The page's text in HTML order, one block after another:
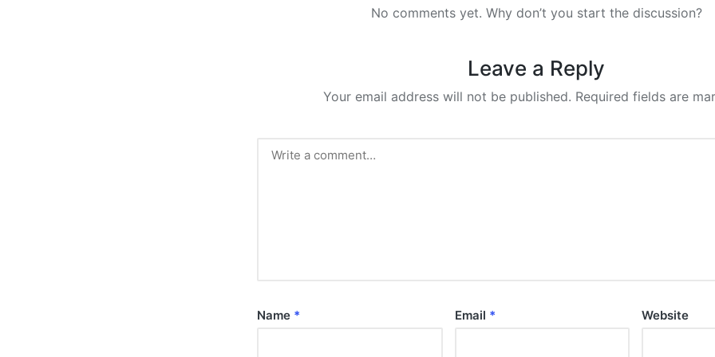
No comments yet. Why don’t you start the discussion?
Leave a Reply
Your email address will not be published. Required fields are
Name * Email * Website